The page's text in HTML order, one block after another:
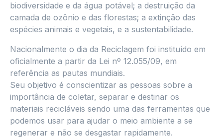
biodiversidade e da água potável; a destruição da
camada de ozônio e das florestas; a extinção das
espécies animais e vegetais, e a sustentabilidade.
Nacionalmente o dia da Reciclagem foi instituído em
oficialmente a partir da Lei nº 12.055/09, em
referência as pautas mundiais.
Seu objetivo é conscientizar as pessoas sobre a
importância de coletar, separar e destinar os
materiais recicláveis sendo uma das ferramentas que
podemos usar para ajudar o meio ambiente a se
regenerar e não se desgastar rapidamente.